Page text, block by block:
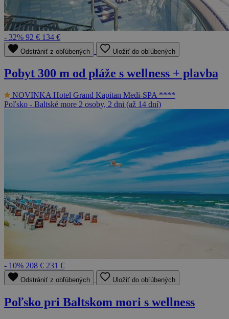
- 32% 92 € 134 €
Odstrániť z obľúbených Uložiť do obľúbených
Pobyt 300 m od pláže s wellness + plavba
NOVINKA Hotel Grand Kapitan Medi-SPA ****
Poľsko - Baltské more 2 osoby, 2 dni (až 14 dní)
- 10% 208 € 231 €
Odstrániť z obľúbených Uložiť do obľúbených
Poľsko pri Baltskom mori s wellness